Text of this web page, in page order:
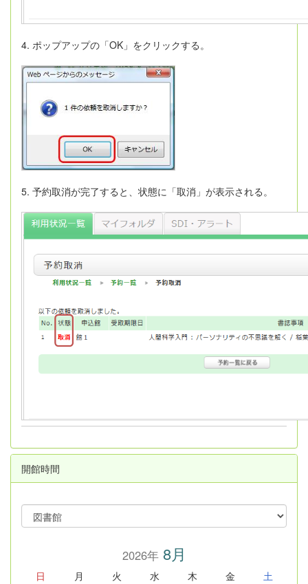
4. ポップアップの「OK」をクリックする。
5. 予約取消が完了すると、状態に「取消」が表示される。
開館時間
2026年8月
日 月 火 水 木 金 土